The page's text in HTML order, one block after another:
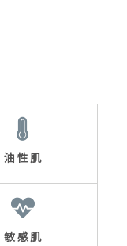
油性肌
敏感肌